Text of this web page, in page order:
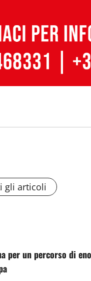
gli articoli
per un percorso di